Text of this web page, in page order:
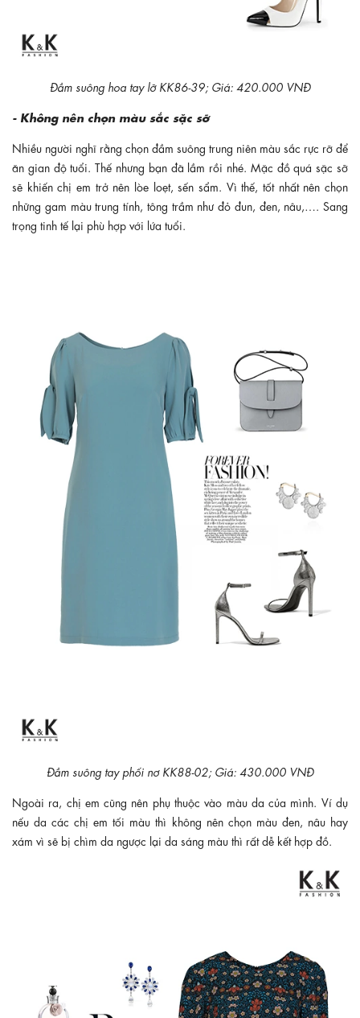
Đầm suông hoa tay lỡ KK86-39; Giá: 420.000 VNĐ
- Không nên chọn màu sắc sặc sỡ
Nhiều người nghĩ rằng chọn đầm suông trung niên màu sắc rực rỡ để
ăn gian độ tuổi. Thế nhưng bạn đã lầm rồi nhé. Mặc đồ quá sặc sỡ
sẽ khiến chị em trở nên lòe loẹt, sến sẩm. Vì thế, tốt nhất nên chọn
những gam màu trung tính, tông trầm như đỏ đun, đen, nâu,…. Sang
trọng tinh tế lại phù hợp với lứa tuổi.
Đầm suông tay phối nơ KK88-02; Giá: 430.000 VNĐ
Ngoài ra, chị em cũng nên phụ thuộc vào màu da của mình. Ví dụ
nếu da các chị em tối màu thì không nên chọn màu đen, nâu hay
xám vì sẽ bị chìm da ngược lại da sáng màu thì rất dễ kết hợp đồ.